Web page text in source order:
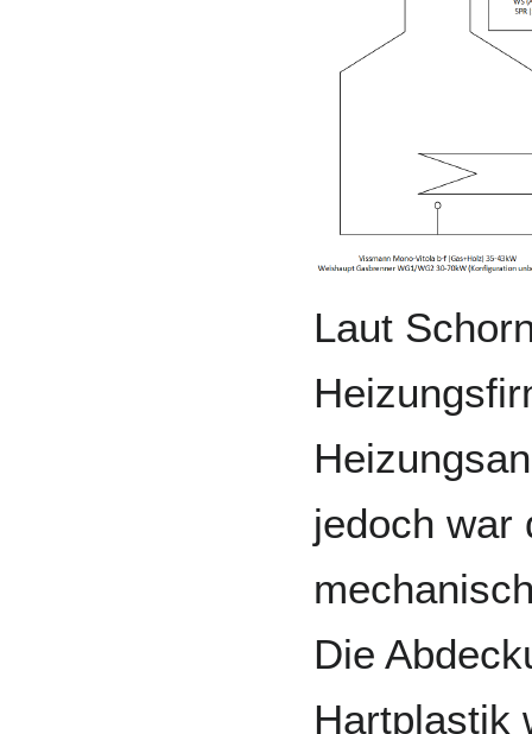
Laut
jedoch war
Die
Hartplastik